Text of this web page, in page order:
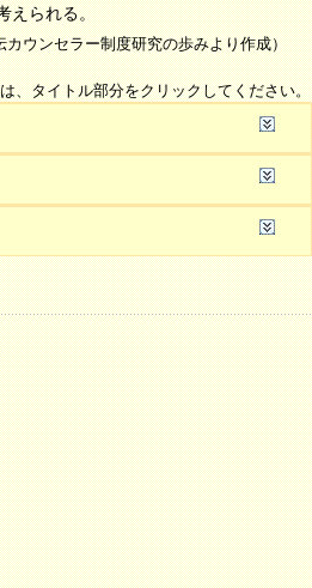
えられる。
ウンセラー制度研究の歩みより作成）
、タイトル部分をクリックしてください。